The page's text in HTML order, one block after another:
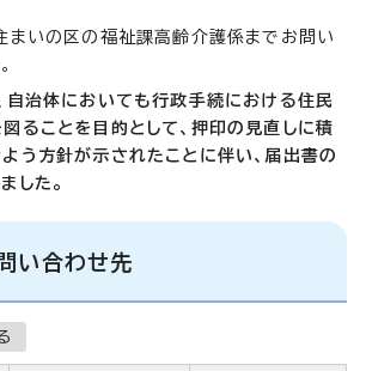
まいの区の福祉課高齢介護係までお問い
自治体においても行政手続における住民
ることを目的として、押印の見直しに積
う方針が示されたことに伴い、届出書の
した。
い合わせ先